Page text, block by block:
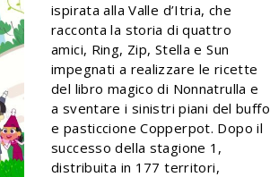
ispirata alla Valle d’Itria, che
racconta la storia di quattro
amici, Ring, Zip, Stella e Sun
impegnati a realizzare le ricette
del libro magico di Nonnatrulla e
a sventare i sinistri piani del buffo
e pasticcione Copperpot. Dopo il
successo della stagione 1,
distribuita in 177 territori,